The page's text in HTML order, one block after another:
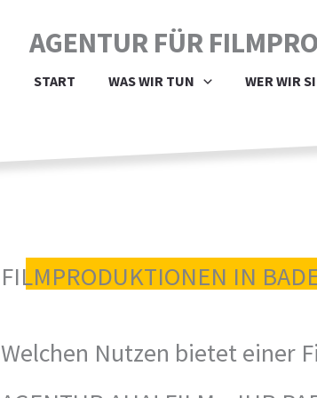
START WAS WIR TUN WER WIR
AGENTUR FÜR
FILMPRODUKTIONEN IN
Welchen Nutzen bietet einer